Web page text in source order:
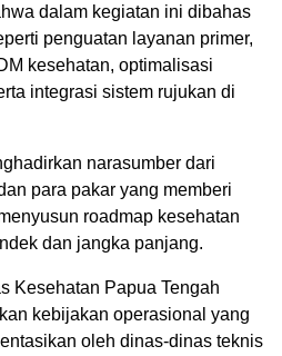
dalam kegiatan ini dibahas
penguatan layanan primer,
kesehatan, optimalisasi
integrasi sistem rujukan di
narasumber dari
para pakar yang memberi
roadmap kesehatan
dan jangka panjang.
Kesehatan Papua Tengah
kebijakan operasional yang
oleh dinas-dinas teknis